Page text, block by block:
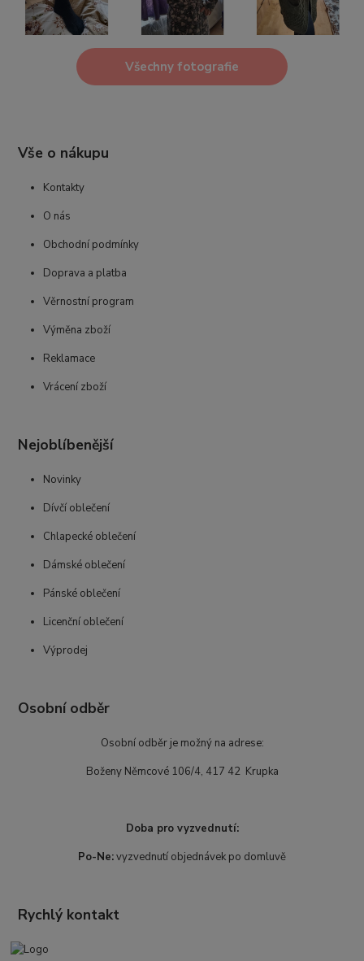
Všechny fotografie
Vše o nákupu
Kontakty
O nás
Obchodní podmínky
Doprava a platba
Věrnostní program
Výměna zboží
Reklamace
Vrácení zboží
Nejoblíbenější
Novinky
Dívčí oblečení
Chlapecké oblečení
Dámské oblečení
Pánské oblečení
Licenční oblečení
Výprodej
Osobní odběr
Osobní odběr je možný na adrese:
Boženy Němcové 106/4, 417 42 Krupka
Doba pro vyzvednutí:
Po-Ne:vyzvednutí objednávek po domluvě
Rychlý kontakt